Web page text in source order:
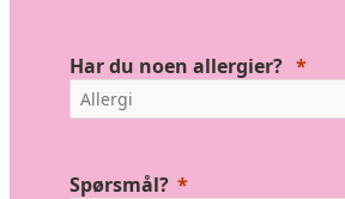
Har du noen allergier?
Spørsmål?